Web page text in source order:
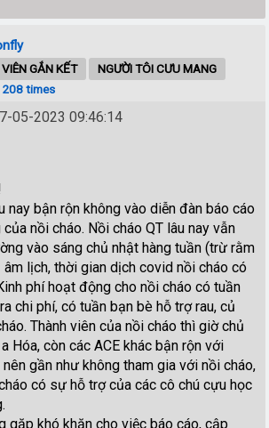
GẮN KẾT
NGƯỜI TÔI CƯU MANG
208 times
05-2023 09:46:14
nay bận rộn không vào diễn đàn báo cáo
nồi cháo. Nồi cháo QT lâu nay vẫn
vào sáng chủ nhật hàng tuần (trừ rằm
lịch, thời gian dịch covid nồi cháo có
phí hoạt động cho nồi cháo có tuần
chi phí, có tuần bạn bè hỗ trợ rau, củ
Thành viên của nồi cháo thì giờ chủ
Hóa, còn các ACE khác bận rộn với
gần như không tham gia với nồi cháo,
có sự hỗ trợ của các cô chú cựu học
gặp khó khăn cho việc báo cáo, cập